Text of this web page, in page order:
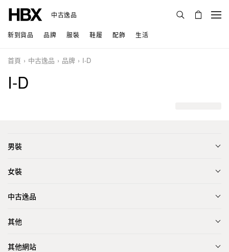
中古逸品
新到貨品 品牌 服裝 鞋履 配飾 生活
首頁 中古逸品 品牌 I-D
I-D
男裝
女裝
中古逸品
其他
其他網站